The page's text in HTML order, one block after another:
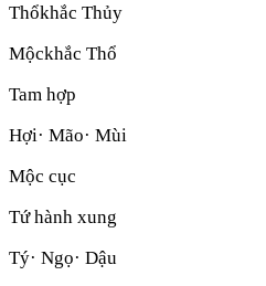
Thổkhắc Thủy
Mộckhắc Thổ
Tam hợp
Hợi· Mão· Mùi
Mộc cục
Tứ hành xung
Tý· Ngọ· Dậu